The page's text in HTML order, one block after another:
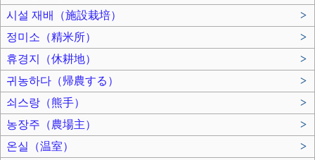
시설 재배（施設栽培）
>
정미소（精米所）
>
휴경지（休耕地）
>
귀농하다（帰農する）
>
쇠스랑（熊手）
>
농장주（農場主）
>
온실（温室）
>